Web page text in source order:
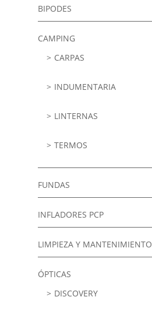
BIPODES
CAMPING
CARPAS
INDUMENTARIA
LINTERNAS
TERMOS
FUNDAS
INFLADORES PCP
LIMPIEZA Y MANTENIMIENTO
ÓPTICAS
DISCOVERY